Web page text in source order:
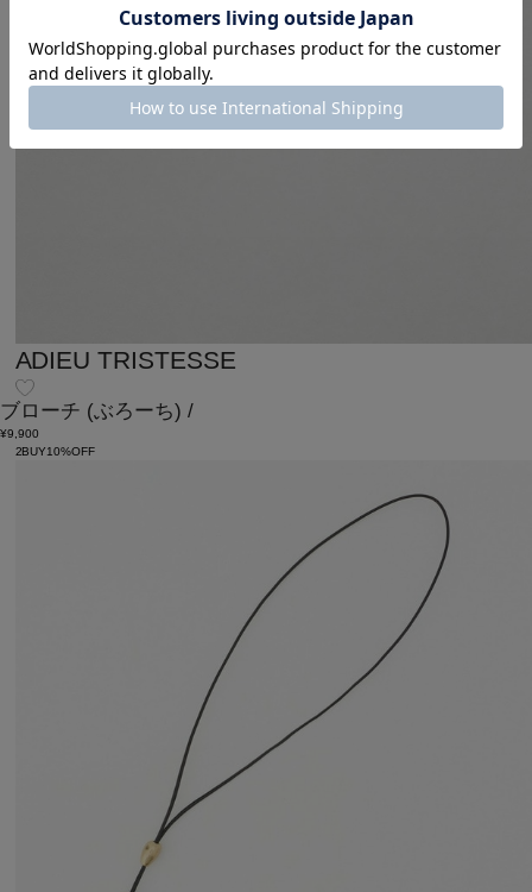
ADIEU TRISTESSE
ブローチ (ぶろーち) /
¥9,900
2BUY10%OFF